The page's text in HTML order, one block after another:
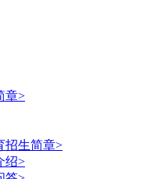
章>
招生简章>
绍>